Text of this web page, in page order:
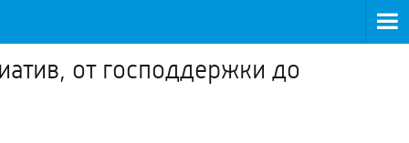
от господдержки до